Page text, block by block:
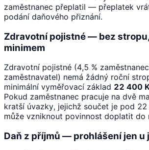
zaměstnanec přeplatil — přeplatek
podání daňového přiznání.
Zdravotní pojistné — bez
minimem
Zdravotní pojistné (4,5 %
zaměstnavatel) nemá žádný roční
minimální vyměřovací základ 22 400
Pokud zaměstnanec pracuje na dvě
kratší úvazky, jejichž součet je pod 22
může vzniknout povinnost doplatit do
Daň z příjmů — prohlášení jen u